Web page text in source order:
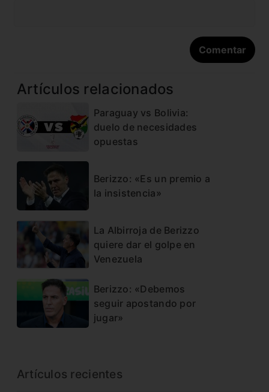
Artículos relacionados
Paraguay vs Bolivia:
duelo de necesidades
opuestas
Berizzo: «Es un premio a
la insistencia»
La Albirroja de Berizzo
quiere dar el golpe en
Venezuela
Berizzo: «Debemos
seguir apostando por
jugar»
Artículos recientes